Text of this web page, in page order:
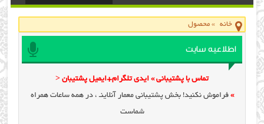
خانه »محصول
اطلاعیه سایت
تماس با پشتیبانی » ایدی تلگرام+ایمیل پشتیبان <
» فراموش نکنید! بخش پشتیبانی معمار آنلاینـ ، در همه ساعات همراه
شماست